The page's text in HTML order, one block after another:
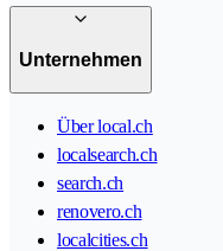
Unternehmen
Über local.ch
localsearch.ch
search.ch
renovero.ch
localcities.ch